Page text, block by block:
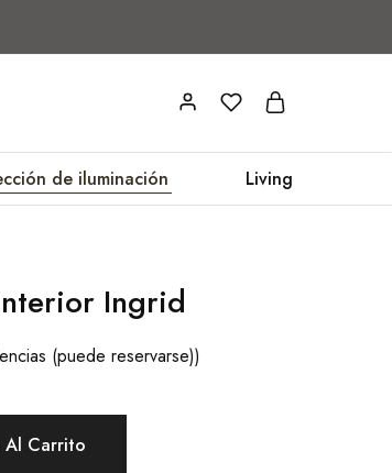
de iluminación Living
Ingrid
(puede reservarse))
Al Carrito